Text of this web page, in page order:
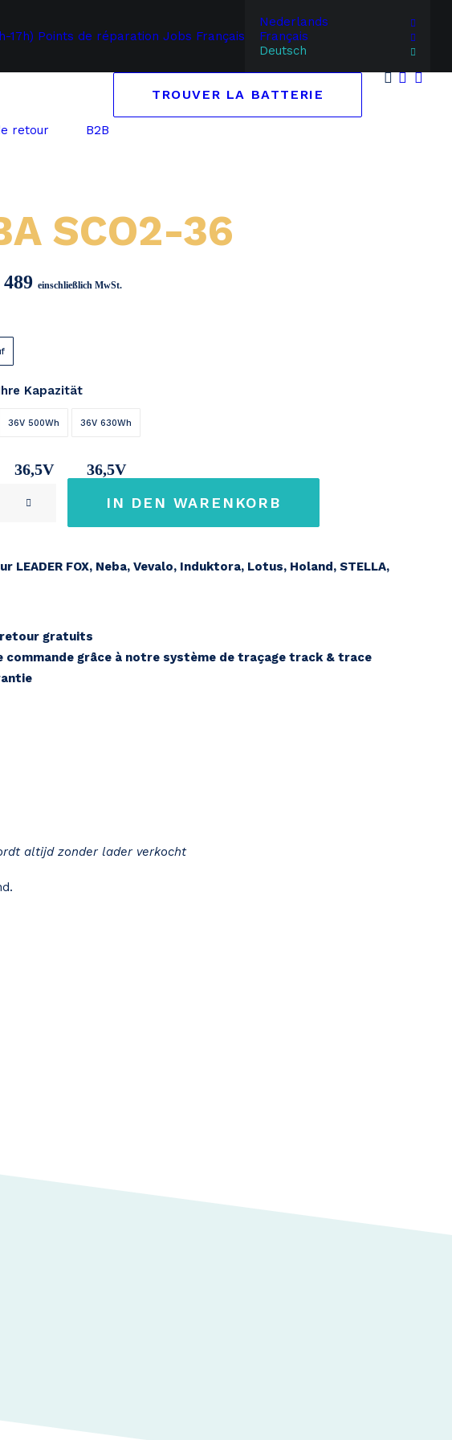
17h) Points de réparation Jobs Français
Nederlands
Français
Deutsch
retour
B2B
TROUVER LA BATTERIE
SCO2-36
489Preisspanne:
einschließlich MwSt.
Kapazität
36V 500Wh
36,5V
14,2Ah
36V 630Wh
36,5V
17,2AhIN DEN WARENKORB
LEADER FOX, Neba, Vevalo, Induktora, Lotus, Holand, STELLA,
gratuits
commande grâce à notre système de traçage track & trace
altijd zonder lader verkocht